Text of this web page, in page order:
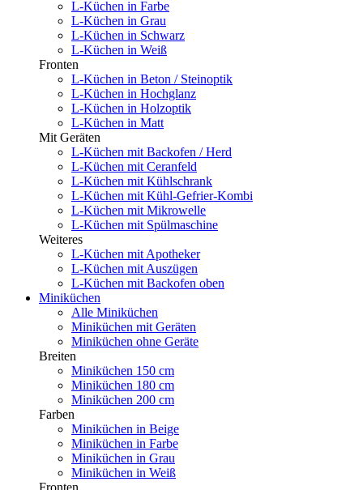
L-Küchen in Farbe
L-Küchen in Grau
L-Küchen in Schwarz
L-Küchen in Weiß
Fronten
L-Küchen in Beton / Steinoptik
L-Küchen in Hochglanz
L-Küchen in Holzoptik
L-Küchen in Matt
Mit Geräten
L-Küchen mit Backofen / Herd
L-Küchen mit Ceranfeld
L-Küchen mit Kühlschrank
L-Küchen mit Kühl-Gefrier-Kombi
L-Küchen mit Mikrowelle
L-Küchen mit Spülmaschine
Weiteres
L-Küchen mit Apotheker
L-Küchen mit Auszügen
L-Küchen mit Backofen oben
Miniküchen
Alle Miniküchen
Miniküchen mit Geräten
Miniküchen ohne Geräte
Breiten
Miniküchen 150 cm
Miniküchen 180 cm
Miniküchen 200 cm
Farben
Miniküchen in Beige
Miniküchen in Farbe
Miniküchen in Grau
Miniküchen in Weiß
Fronten